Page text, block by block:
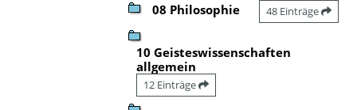
08 Philosophie 48 Einträge
10 Geisteswissenschaften
allgemein
12 Einträge